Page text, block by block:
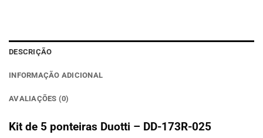
DESCRIÇÃO
INFORMAÇÃO ADICIONAL
AVALIAÇÕES (0)
Kit de 5 ponteiras Duotti – DD-173R-025